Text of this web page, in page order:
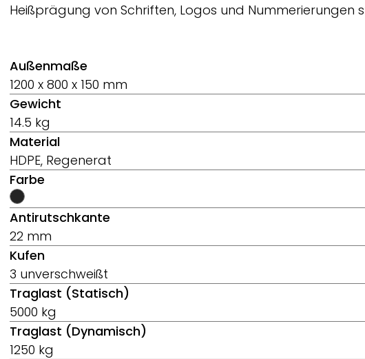
Heißprägung von Schriften, Logos und
Außenmaße
1200 x 800 x 150 mm
Gewicht
14.5 kg
Material
HDPE, Regenerat
Farbe
Antirutschkante
22 mm
Kufen
3 unverschweißt
Traglast (Statisch)
5000 kg
Traglast (Dynamisch)
1250 kg